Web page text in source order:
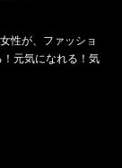
性が、ファッショ
元気になれる！気